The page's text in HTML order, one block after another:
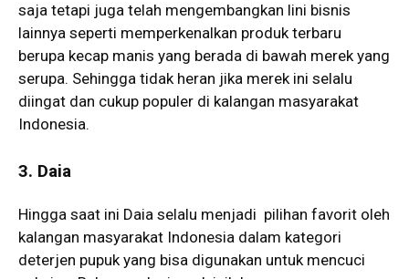
saja tetapi juga telah mengembangkan lini bisnis
lainnya seperti memperkenalkan produk terbaru
berupa kecap manis yang berada di bawah merek yang
serupa. Sehingga tidak heran jika merek ini selalu
diingat dan cukup populer di kalangan masyarakat
Indonesia.
3. Daia
Hingga saat ini Daia selalu menjadi pilihan favorit oleh
kalangan masyarakat Indonesia dalam kategori
deterjen pupuk yang bisa digunakan untuk mencuci